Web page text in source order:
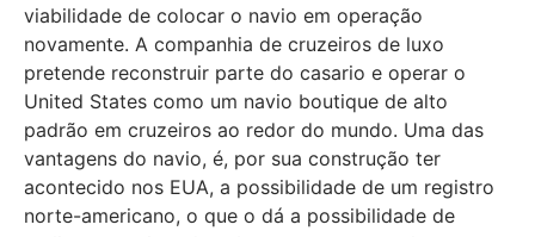
viabilidade de colocar o navio em operação
novamente. A companhia de cruzeiros de luxo
pretende reconstruir parte do casario e operar o
United States como um navio boutique de alto
padrão em cruzeiros ao redor do mundo. Uma das
vantagens do navio, é, por sua construção ter
acontecido nos EUA, a possibilidade de um registro
norte-americano, o que o dá a possibilidade de